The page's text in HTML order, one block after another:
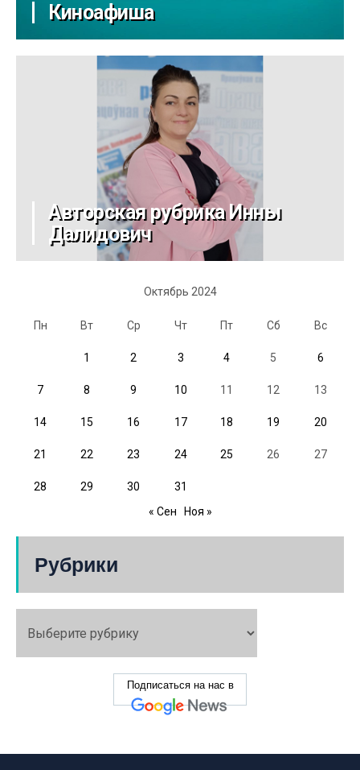
Киноафиша
Авторская рубрика Инны
Далидович
Октябрь 2024
Пн Вт Ср Чт Пт Сб Вс
1 2 3 4 5 6
7 8 9 10 11 12 13
14 15 16 17 18 19 20
21 22 23 24 25 26 27
28 29 30
31
« Сен
Ноя »
Рубрики
Подписаться на нас в